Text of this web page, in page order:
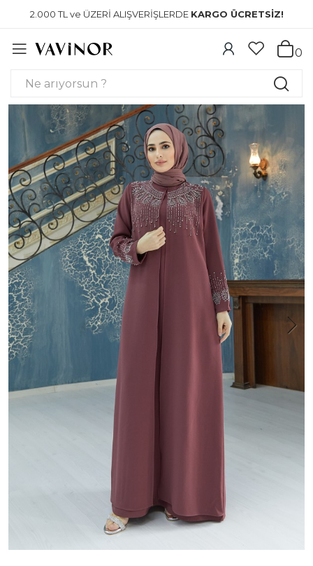
2.000 TL ve ÜZERİ ALIŞVERİŞLERDE KARGO ÜCRETSİZ!
0